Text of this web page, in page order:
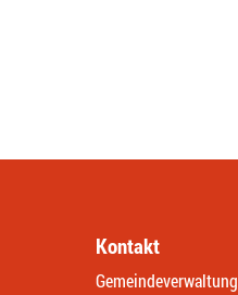
Kontakt
Gemeindeverwaltung